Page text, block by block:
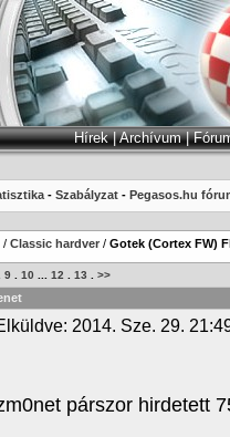
Hírek|Archívum|
- Szabályzat - Pegasos.hu
/ Classic hardver / Gotek (Cortex FW)
9 10 12 13 >>
2014. Sze. 29.
párszor hirdetett